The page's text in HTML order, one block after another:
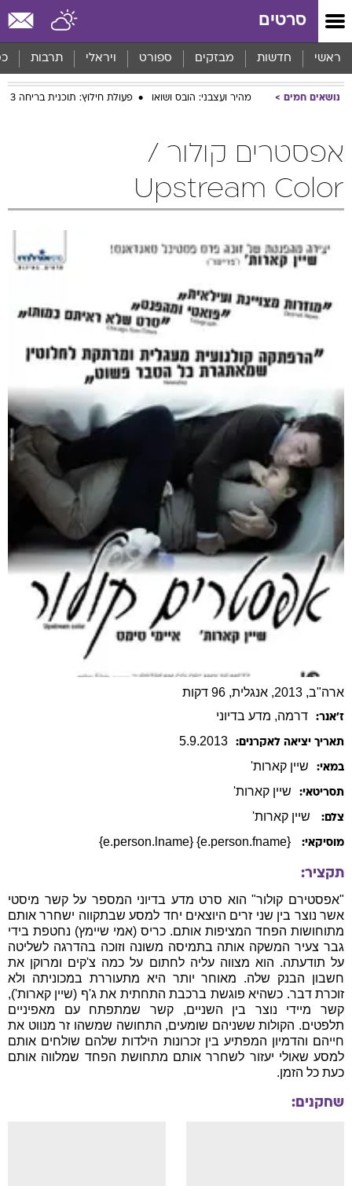
סרטים
ראשי חדשות מבזקים ספורט ויראלי תרבות
נושאים חמים מהיר ועצבני: הובס ושואו פעולת חילוץ: תוכנית בריחה 3
אפסטרים קולור /
Upstream Color
ארה"ב, 2013, אנגלית, 96 דקות
ז׳אנר: דרמה, מדע בדיוני
תאריך יציאה לאקרנים: 5.9.2013
במאי: שיין קארות'
תסריטאי: שיין קארות'
צלם: שיין קארות'
מוסיקאי: {e.person.fname} {e.person.lname}
תקציר:
"אפסטירם קולור" הוא סרט מדע בדיוני המספר על קשר מיסטי
אשר נוצר בין שני זרים היוצאים יחד למסע שבתקווה ישחרר אותם
מתוחושות הפחד המציפות אותם. כריס (אמי שיימץ) נחטפת בידי
גבר צעיר המשקה אותה בתמיסה משונה וזוכה בהדרגה לשליטה
על תודעתה. הוא מצווה עליה לחתום על כמה צ'קים ומרוקן את
חשבון הבנק שלה. מאוחר יותר היא מתעוררת במכוניתה ולא
זוכרת דבר. כשהיא פוגשת ברכבת התחתית את ג'ף (שיין קארות'),
קשר מיידי נוצר בין השניים, קשר שמתפתח עם מאפיניים
תלפטים. הקולות ששניהם שומעים, התחושה שמשהו זר מנווט את
חייהם והדמיון המפתיע בין זכרונות הילדות שלהם שולחים אותם
למסע שאולי יעזור לשחרר אותם מתחושת הפחד שמלווה אותם
כעת כל הזמן.
שחקנים: